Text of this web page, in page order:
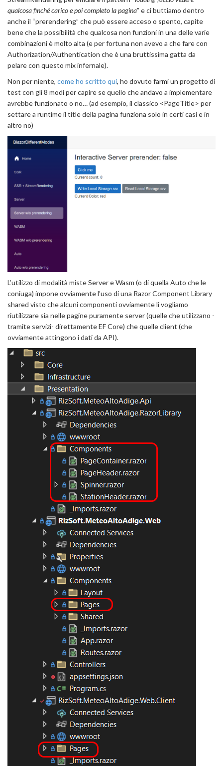
qualcosa finché carico e poi completo la pagina” e ci buttiamo dentro
anche il “prerendering” che può essere acceso o spento, capite
bene che la possibilità che qualcosa non funzioni in una delle varie
combinazioni è molto alta (e per fortuna non avevo a che fare con
Authorization/Authentication che è una bruttissima gatta da
pelare con questo mix infernale).
Non per niente, come ho scritto qui, ho dovuto farmi un progetto di
test con gli 8 modi per capire se quello che andavo a implementare
avrebbe funzionato o no… (ad esempio, il classico <PageTitle> per
settare a runtime il title della pagina funziona solo in certi casi e in
altro no)
L’utilizzo di modalità miste Server e Wasm (o di quella Auto che le
coniuga) impone ovviamente l’uso di una Razor Component Library
shared visto che alcuni componenti ovviamente li vogliamo
riutilizzare sia nelle pagine puramente server (quelle che utilizzano -
tramite servizi- direttamente EF Core) che quelle client (che
ovviamente attingono i dati da API).